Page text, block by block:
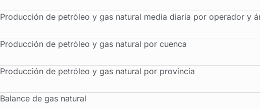
Producción de petróleo y gas natural media diaria por operador y
Producción de petróleo y gas natural por cuenca
Producción de petróleo y gas natural por provincia
Balance de gas natural